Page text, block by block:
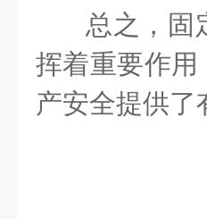
总之，固
挥着重要作
产安全提供了